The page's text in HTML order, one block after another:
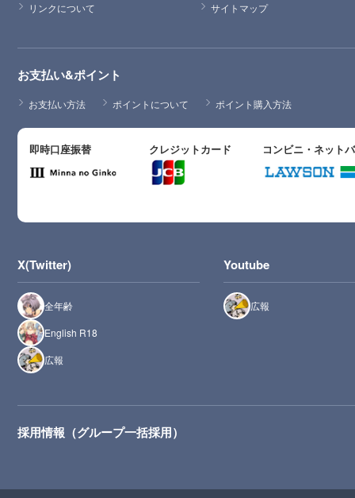
リンクについて
サイトマップ
お支払い&ポイント
お支払い方法 ポイントについて ポイント購入方法
即時口座振替 クレジットカード コンビニ・ネット
X(Twitter)
全年齢
English R18
広報
Youtube
広報
採用情報（グループ一括採用）